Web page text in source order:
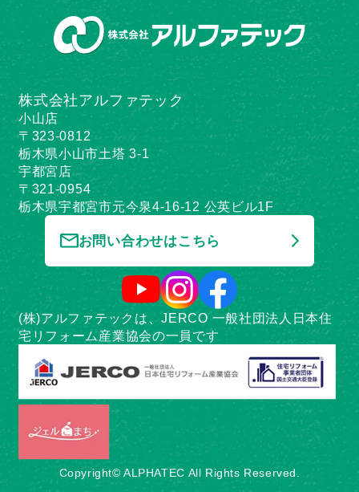
株式会社アルファテック
小山店
〒323-0812
栃木県小山市土塔 3-1
宇都宮店
〒321-0954
栃木県宇都宮市元今泉4-16-12 公英ビル1F
お問い合わせはこちら
(株)アルファテックは、JERCO 一般社団法人日本住
宅リフォーム産業協会の一員です
Copyright© ALPHATEC All Rights Reserved.